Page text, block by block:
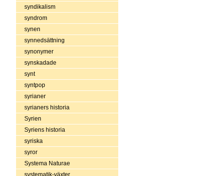
syndikalism
syndrom
synen
synnedsättning
synonymer
synskadade
synt
syntpop
syrianer
syrianers historia
Syrien
Syriens historia
syriska
syror
Systema Naturae
systematik-växter